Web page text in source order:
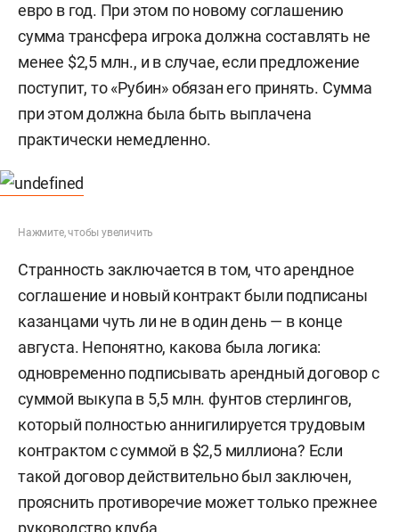
евро в год. При этом по новому соглашению
сумма трансфера игрока должна составлять не
менее $2,5 млн., и в случае, если предложение
поступит, то «Рубин» обязан его принять. Сумма
при этом должна была быть выплачена
практически немедленно.
Нажмите, чтобы увеличить
Странность заключается в том, что арендное
соглашение и новый контракт были подписаны
казанцами чуть ли не в один день — в конце
августа. Непонятно, какова была логика:
одновременно подписывать арендный договор с
суммой выкупа в 5,5 млн. фунтов стерлингов,
который полностью аннигилируется трудовым
контрактом с суммой в $2,5 миллиона? Если
такой договор действительно был заключен,
прояснить противоречие может только прежнее
руководство клуба.